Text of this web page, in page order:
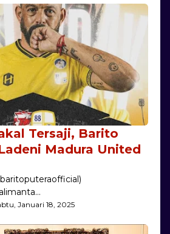
Tersaji, Barito
Madura United
Januari 18, 2025